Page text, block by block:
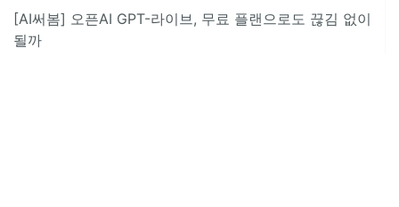
[AI써봄] 오픈AI GPT-라이브, 무료 플랜으로도 끊김 없이
될까